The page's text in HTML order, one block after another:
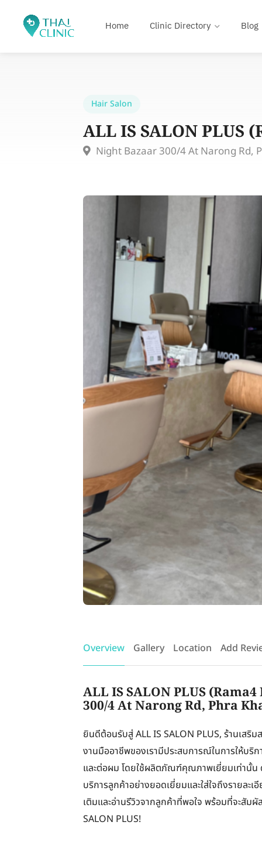
Home Clinic Directory Blog
Hair Salon
ALL IS SALON PLUS
Night Bazaar 300/4 At Narong Rd,
Overview Gallery Location Add
ALL IS SALON PLUS
300/4 At Narong Rd, Phra
ยินดีต้อนรับสู่ ALL IS SALON PLUS, ร้านเส
งานมืออาชีพของเรามีประสบการณ์ในการให้บ
และต่อผม โดยใช้ผลิตภัณฑ์คุณภาพเยี่ยมเท่านั้น
บริการลูกค้าอย่างยอดเยี่ยมและใส่ใจถึงรายละ
เติมและอ่านรีวิวจากลูกค้าที่พอใจ พร้อมที่จะสั
SALON PLUS!